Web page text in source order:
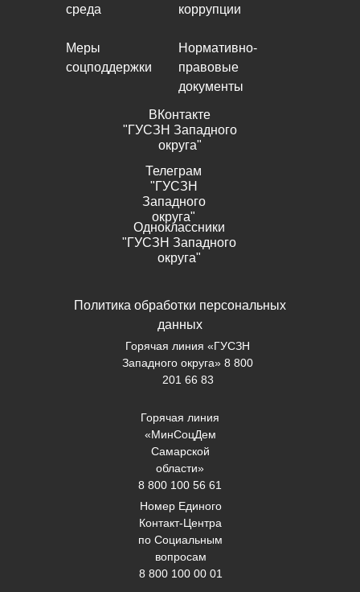
Горячая линия «ГУСЗН
Западного округа» 8 800
201 66 83
Горячая линия
«МинСоцДем
Самарской
области»
8 800 100 56 61
Номер Единого
Контакт-Центра
по Социальным
вопросам
8 800 100 00 01
коррупции
среда
Меры
соцподдержки
Политика обработки персональных
данных
Нормативно-
правовые
документы
ВКонтакте
"ГУСЗН Западного
округа"
Телеграм
"ГУСЗН
Западного
округа"
Одноклассники
"ГУСЗН Западного
округа"